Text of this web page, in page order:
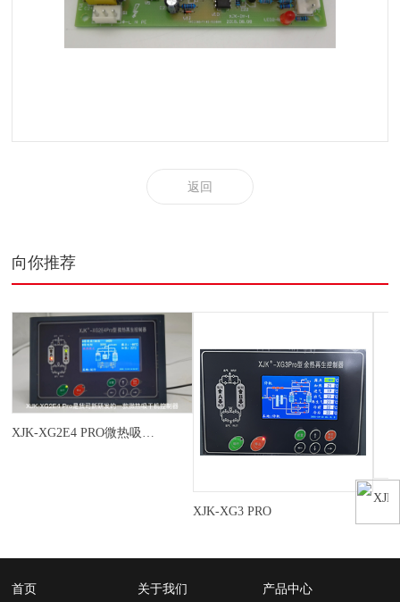
返回
向你推荐
XJK-XG2E4 PRO微热吸干机控制器
XJK-XG3 PRO
首页 关于我们 产品中心